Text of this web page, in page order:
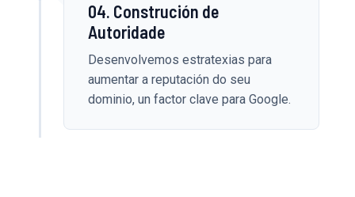
04. Construción de
Autoridade
Desenvolvemos estratexias para
aumentar a reputación do seu
dominio, un factor clave para Google.